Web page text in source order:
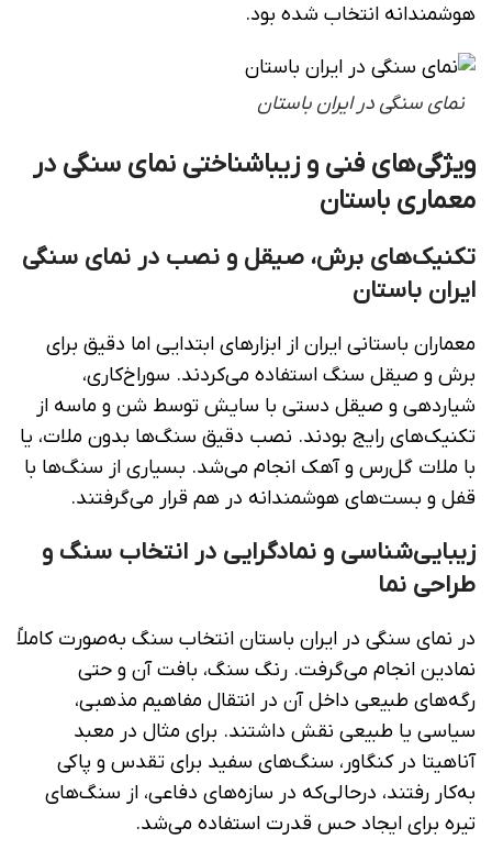
هوشمندانه انتخاب شده بود.
نمای سنگی در ایران باستان
ویژگی‌های فنی و زیباشناختی نمای سنگی در
معماری باستان
تکنیک‌های برش، صیقل و نصب در نمای سنگی
ایران باستان
معماران باستانی ایران از ابزارهای ابتدایی اما دقیق برای
برش و صیقل سنگ استفاده می‌کردند. سوراخ‌کاری،
شیاردهی و صیقل دستی با سایش توسط شن و ماسه از
تکنیک‌های رایج بودند. نصب دقیق سنگ‌ها بدون ملات، یا
با ملات گل‌رس و آهک انجام می‌شد. بسیاری از سنگ‌ها با
قفل و بست‌های هوشمندانه در هم قرار می‌گرفتند.
زیبایی‌شناسی و نمادگرایی در انتخاب سنگ و
طراحی نما
در نمای سنگی در ایران باستان انتخاب سنگ به‌صورت کاملاً
نمادین انجام می‌گرفت. رنگ سنگ، بافت آن و حتی
رگه‌های طبیعی داخل آن در انتقال مفاهیم مذهبی،
سیاسی یا طبیعی نقش داشتند. برای مثال در معبد
آناهیتا در کنگاور، سنگ‌های سفید برای تقدس و پاکی
به‌کار رفتند، درحالی‌که در سازه‌های دفاعی، از سنگ‌های
تیره برای ایجاد حس قدرت استفاده می‌شد.